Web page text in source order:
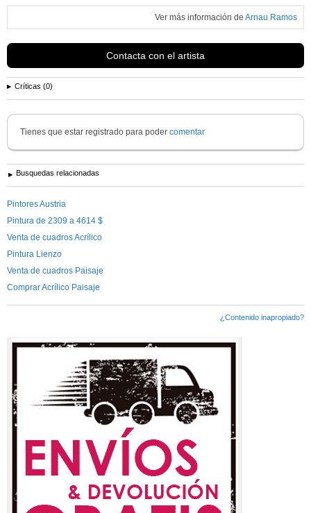
Ver más información de Arnau Ramos
Contacta con el artista
Críticas (0)
Tienes que estar registrado para poder comentar
Busquedas relacionadas
Pintores Austria
Pintura de 2309 a 4614 $
Venta de cuadros Acrílico
Pintura Lienzo
Venta de cuadros Paisaje
Comprar Acrílico Paisaje
¿Contenido inapropiado?